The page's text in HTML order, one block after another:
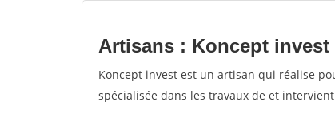
Artisans : Koncept invest
Koncept invest est un artisan qui réalise
spécialisée dans les travaux de et